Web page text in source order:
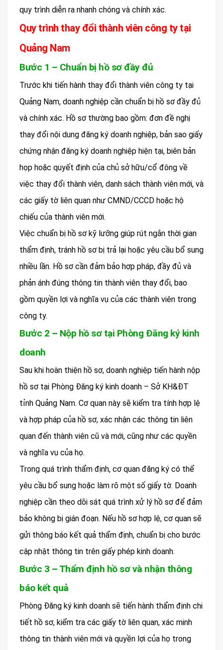
quy trình diễn ra nhanh chóng và chính xác.
Quy trình thay đổi thành viên công ty tại
Quảng Nam
Bước 1 – Chuẩn bị hồ sơ đầy đủ
Trước khi tiến hành thay đổi thành viên công ty tại
Quảng Nam, doanh nghiệp cần chuẩn bị hồ sơ đầy đủ
và chính xác. Hồ sơ thường bao gồm: đơn đề nghị
thay đổi nội dung đăng ký doanh nghiệp, bản sao giấy
chứng nhận đăng ký doanh nghiệp hiện tại, biên bản
họp hoặc quyết định của chủ sở hữu/cổ đông về
việc thay đổi thành viên, danh sách thành viên mới, và
các giấy tờ liên quan như CMND/CCCD hoặc hộ
chiếu của thành viên mới.
Việc chuẩn bị hồ sơ kỹ lưỡng giúp rút ngắn thời gian
thẩm định, tránh hồ sơ bị trả lại hoặc yêu cầu bổ sung
nhiều lần. Hồ sơ cần đảm bảo hợp pháp, đầy đủ và
phản ánh đúng thông tin thành viên thay đổi, bao
gồm quyền lợi và nghĩa vụ của các thành viên trong
công ty.
Bước 2 – Nộp hồ sơ tại Phòng Đăng ký kinh
doanh
Sau khi hoàn thiện hồ sơ, doanh nghiệp tiến hành nộp
hồ sơ tại Phòng Đăng ký kinh doanh – Sở KH&ĐT
tỉnh Quảng Nam. Cơ quan này sẽ kiểm tra tính hợp lệ
và hợp pháp của hồ sơ, xác nhận các thông tin liên
quan đến thành viên cũ và mới, cũng như các quyền
và nghĩa vụ của họ.
Trong quá trình thẩm định, cơ quan đăng ký có thể
yêu cầu bổ sung hoặc làm rõ một số giấy tờ. Doanh
nghiệp cần theo dõi sát quá trình xử lý hồ sơ để đảm
bảo không bị gián đoạn. Nếu hồ sơ hợp lệ, cơ quan sẽ
gửi thông báo kết quả thẩm định, chuẩn bị cho bước
cập nhật thông tin trên giấy phép kinh doanh.
Bước 3 – Thẩm định hồ sơ và nhận thông
báo kết quả
Phòng Đăng ký kinh doanh sẽ tiến hành thẩm định chi
tiết hồ sơ, kiểm tra các giấy tờ liên quan, xác minh
thông tin thành viên mới và quyền lợi của họ trong